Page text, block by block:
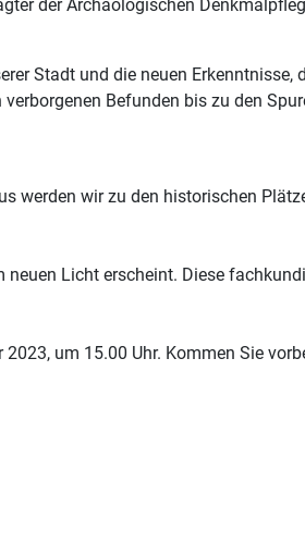
der Archäologischen
Stadt und die neuen
Befunden bis zu den
wir zu den historischen
Licht erscheint. Diese
um 15.00 Uhr. Kommen Sie